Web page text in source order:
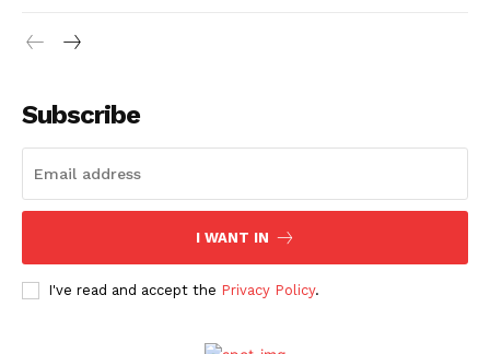
Subscribe
I WANT IN
I've read and accept the Privacy Policy.